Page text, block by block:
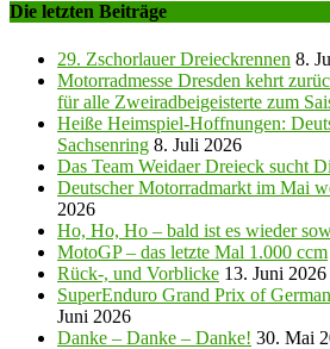
Die letzten Beiträge
29. Zschorlauer Dreieckrennen 8.
Motorradmesse Dresden kehrt
für alle Zweiradbeigeisterte zum
Heiße Heimspiel-Hoffnungen:
Sachsenring 8. Juli 2026
Das Team Weidaer Dreieck sucht
Deutscher Motorradmarkt im Mai
2026
Ho, Ho, Ho – bald ist es wieder
MotoGP – das letzte Mal 1.000 ccm
Rück-, und Vorblicke 13. Juni 2026
SuperEnduro Grand Prix of
Juni 2026
Danke – Danke – Danke! 30. Mai